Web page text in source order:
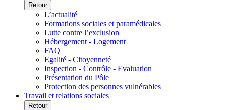
Retour
L’actualité
Formations sociales et paramédicales
Lutte contre l’exclusion
Hébergement - Logement
FAQ
Egalité - Citoyenneté
Inspection - Contrôle - Evaluation
Présentation du Pôle
Protection des personnes vulnérables
Travail et relations sociales
Retour